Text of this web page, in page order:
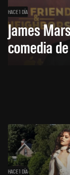
HACE 1 DÍA
James
comedia
HACE 1 DÍA